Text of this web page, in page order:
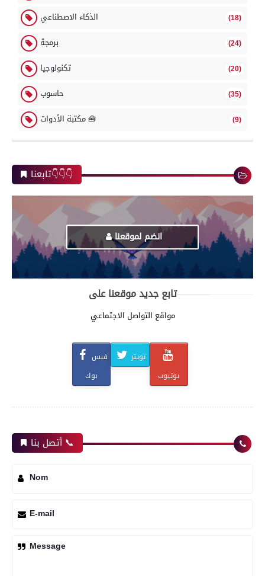
الذكاء الاصطناعي (18)
برمجة (24)
تكنولوجيا (20)
حاسوب (35)
مكتبة الأدوات 🧰 (9)
تابعنا👇👇👇
انضم لموقعنا
تابع جديد موقعنا على
مواقع التواصل الاجتماعي
فيس
بوك
تويتر
يوتيوب
أتصل بنا 📞
Nom
E-mail
Message